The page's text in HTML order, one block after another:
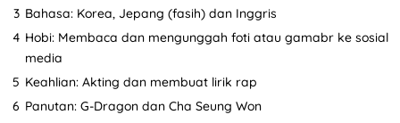
Bahasa: Korea, Jepang (fasih) dan Inggris
Hobi: Membaca dan mengunggah foti atau gamabr ke sosial
media
Keahlian: Akting dan membuat lirik rap
Panutan: G-Dragon dan Cha Seung Won